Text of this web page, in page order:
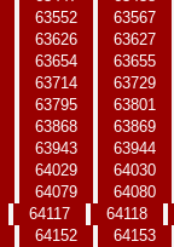
63552 63567
63626 63627
63654 63655
63714 63729
63795 63801
63868 63869
63943 63944
64029 64030
64079 64080
64117 64118
64152 64153